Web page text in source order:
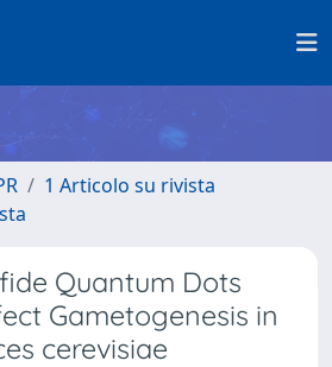
1 Articolo su rivista
Quantum Dots
Gametogenesis in
cerevisiae